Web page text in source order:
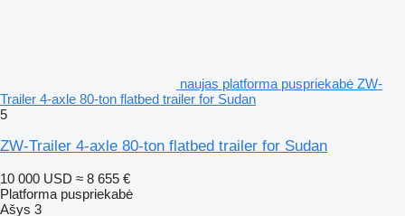
naujas platforma puspriekabė ZW-
Trailer 4-axle 80-ton flatbed trailer for Sudan
5
ZW-Trailer 4-axle 80-ton flatbed trailer for Sudan
10 000 USD ≈ 8 655 €
Platforma puspriekabė
Ašys 3